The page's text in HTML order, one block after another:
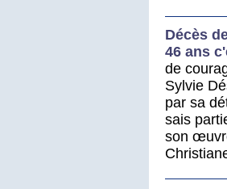
Décès
46 ans
de
Sylvie
par sa
sais
son